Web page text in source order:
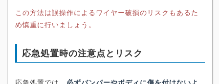
この方法は誤操作によるワイヤー破損のリスクもあるた
め慎重に行いましょう。
応急処置時の注意点とリスク